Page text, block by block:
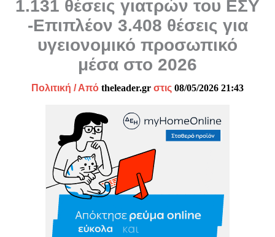
1.131 θέσεις γιατρών του ΕΣΥ
-Επιπλέον 3.408 θέσεις για
υγειονομικό προσωπικό
μέσα στο 2026
Πολιτική / Από theleader.gr στις 08/05/2026 21:43